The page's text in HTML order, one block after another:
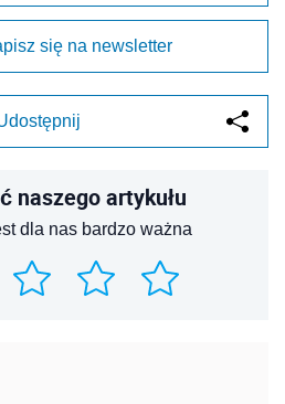
się na newsletter
naszego artykułu
dla nas bardzo ważna